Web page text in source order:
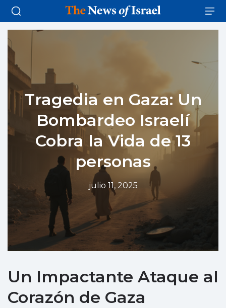
Tragedia en Gaza: Un
Bombardeo Israelí
Cobra la Vida de 13
personas
julio 11, 2025
Un Impactante Ataque al
Corazón de Gaza